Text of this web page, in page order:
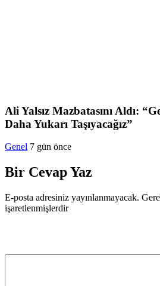
Ali Yalsız Mazbatasını Aldı:
Daha Yukarı Taşıyacağız”
Genel 7 gün önce
Bir Cevap Yaz
E-posta adresiniz yayınlanmayacak.
işaretlenmişlerdir